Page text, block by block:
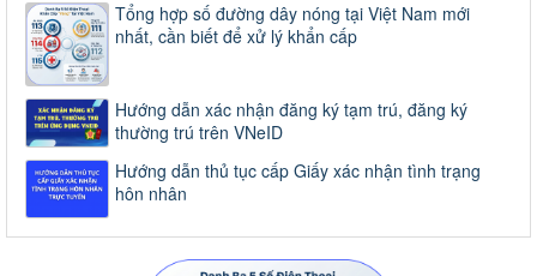
Tổng hợp số đường dây nóng tại Việt Nam mới
nhất, cần biết để xử lý khẩn cấp
Hướng dẫn xác nhận đăng ký tạm trú, đăng ký
thường trú trên VNeID
Hướng dẫn thủ tục cấp Giấy xác nhận tình trạng
hôn nhân